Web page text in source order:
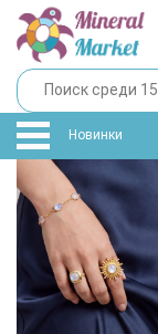
Новинки